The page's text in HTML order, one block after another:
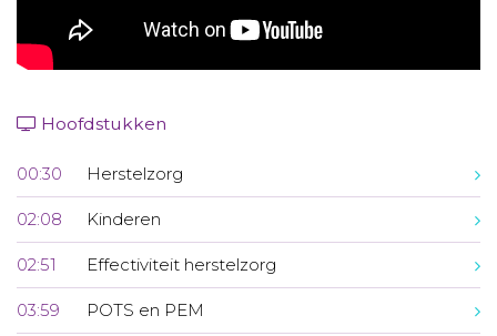
Hoofdstukken
00:30 Herstelzorg
02:08 Kinderen
02:51 Effectiviteit herstelzorg
03:59 POTS en PEM